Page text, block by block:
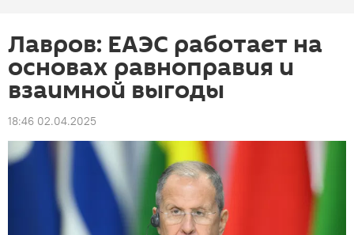
Лавров: ЕАЭС работает на
основах равноправия и
взаимной выгоды
18:46 02.04.2025